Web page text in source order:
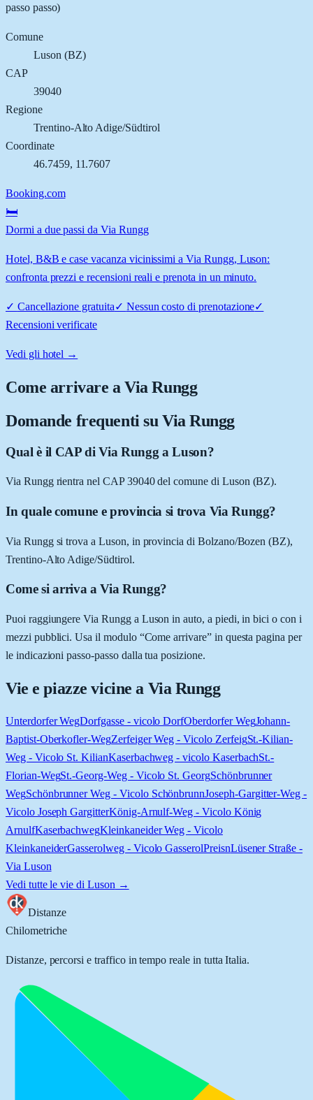
passo passo)
Comune
Luson (BZ)
CAP
39040
Regione
Trentino-Alto Adige/Südtirol
Coordinate
46.7459, 11.7607
Booking.com
🛏️
Dormi a due passi da Via Rungg
Hotel, B&B e case vacanza vicinissimi a Via Rungg, Luson:
confronta prezzi e recensioni reali e prenota in un minuto.
✓ Cancellazione gratuita✓ Nessun costo di prenotazione✓
Recensioni verificate
Vedi gli hotel →
Come arrivare aVia Rungg
Domande frequenti su Via Rungg
Qual è il CAP di Via Rungg a Luson?
Via Rungg rientra nel CAP 39040 del comune di Luson (BZ).
In quale comune e provincia si trova Via Rungg?
Via Rungg si trova a Luson, in provincia di Bolzano/Bozen (BZ),
Trentino-Alto Adige/Südtirol.
Come si arriva a Via Rungg?
Puoi raggiungere Via Rungg a Luson in auto, a piedi, in bici o con i
mezzi pubblici. Usa il modulo “Come arrivare” in questa pagina per
le indicazioni passo-passo dalla tua posizione.
Vie e piazze vicine a Via Rungg
Unterdorfer WegDorfgasse - vicolo DorfOberdorfer WegJohann-
Baptist-Oberkofler-WegZerfeiger Weg - Vicolo ZerfeigSt.-Kilian-
Weg - Vicolo St. KilianKaserbachweg - vicolo KaserbachSt.-
Florian-WegSt.-Georg-Weg - Vicolo St. GeorgSchönbrunner
WegSchönbrunner Weg - Vicolo SchönbrunnJoseph-Gargitter-Weg -
Vicolo Joseph GargitterKönig-Arnulf-Weg - Vicolo König
ArnulfKaserbachwegKleinkaneider Weg - Vicolo
KleinkaneiderGasserolweg - Vicolo GasserolPreisnLüsener Straße -
Via Luson
Vedi tutte le vie di Luson →
Distanze
Chilometriche
Distanze, percorsi e traffico in tempo reale in tutta Italia.